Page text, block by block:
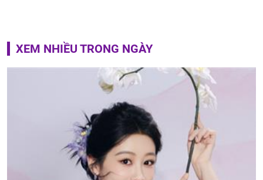
XEM NHIỀU TRONG NGÀY